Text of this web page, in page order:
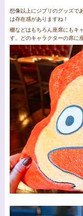
想像以上にジブリのグッズで
は存在感がありますね！
棚などはもちろん座席にもキ
す。どのキャラクターの席に